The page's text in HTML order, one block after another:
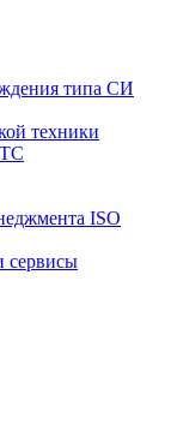
типа СИ
техники
ISO
сервисы